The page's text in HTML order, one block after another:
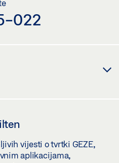
022
vijesti o tvrtki GEZE,
aplikacijama,